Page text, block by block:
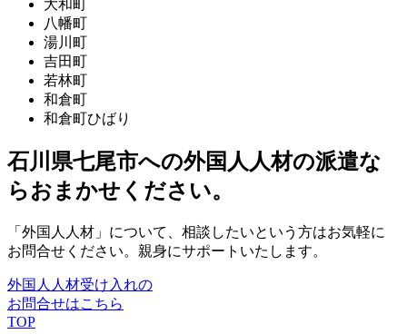
大和町
八幡町
湯川町
吉田町
若林町
和倉町
和倉町ひばり
石川県七尾市への外国人人材の派遣な
らおまかせください。
「外国人人材」について、相談したいという方はお気軽に
お問合せください。親身にサポートいたします。
外国人人材受け入れの
お問合せはこちら
TOP